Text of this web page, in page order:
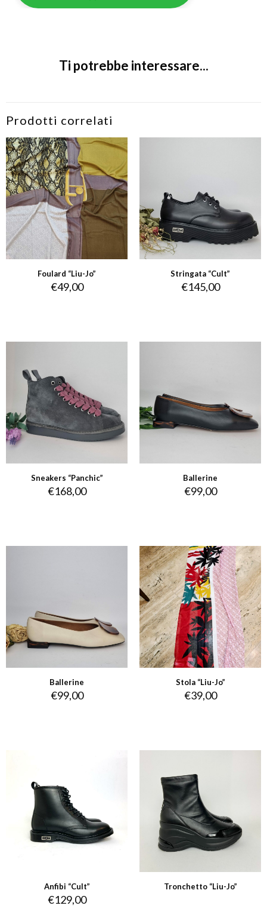
Ti potrebbe interessare...
Prodotti correlati
Foulard “Liu-Jo”
€49,00
Stringata “Cult”
€145,00
Sneakers “Panchic”
€168,00
Ballerine
€99,00
Ballerine
€99,00
Stola “Liu-Jo”
€39,00
Anfibi “Cult”
€129,00
Tronchetto “Liu-Jo”